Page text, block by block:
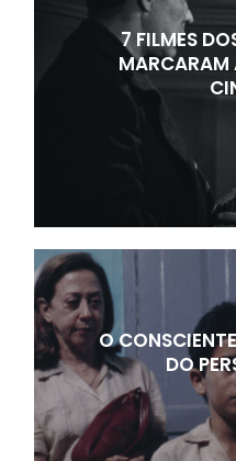
7 FILMES
MARCARAM
O
DO